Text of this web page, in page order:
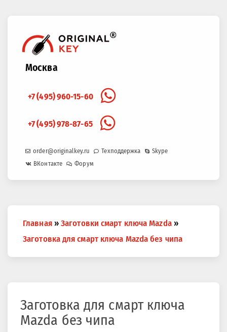
Москва
+7 (495) 960-15-60
+7 (495) 978-87-65
order@originalkey.ru Техподдержка
Skype
ВКонтакте
Форум
здесь
Главная » Заготовки смарт ключа Mazda »
Заготовка для смарт ключа Mazda без чипа
Заготовка для смарт ключа
Mazda без чипа